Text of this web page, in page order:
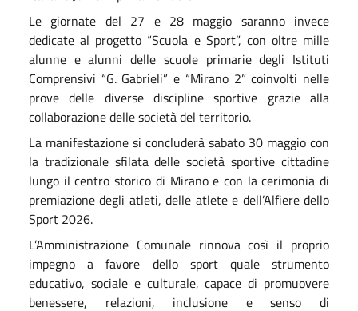
Le giornate del 27 e 28 maggio saranno invece
dedicate al progetto “Scuola e Sport”, con oltre mille
alunne e alunni delle scuole primarie degli Istituti
Comprensivi “G. Gabrieli” e “Mirano 2” coinvolti nelle
prove delle diverse discipline sportive grazie alla
collaborazione delle società del territorio.
La manifestazione si concluderà sabato 30 maggio con
la tradizionale sfilata delle società sportive cittadine
lungo il centro storico di Mirano e con la cerimonia di
premiazione degli atleti, delle atlete e dell’Alfiere dello
Sport 2026.
L’Amministrazione Comunale rinnova così il proprio
impegno a favore dello sport quale strumento
educativo, sociale e culturale, capace di promuovere
benessere, relazioni, inclusione e senso di